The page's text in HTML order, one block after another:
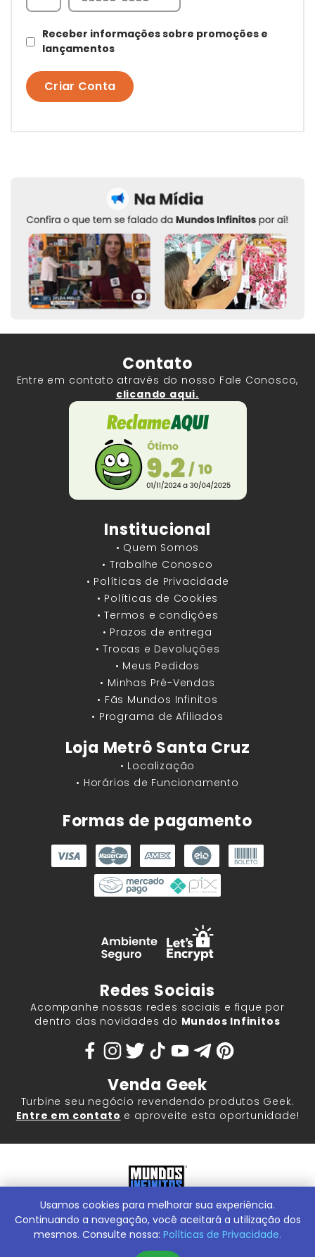
Receber informações sobre promoções e
lançamentos
Criar Conta
Contato
Entre em contato através do nosso Fale Conosco,
clicando aqui.
Institucional
• Quem Somos
• Trabalhe Conosco
• Políticas de Privacidade
• Políticas de Cookies
• Termos e condições
• Prazos de entrega
• Trocas e Devoluções
• Meus Pedidos
• Minhas Pré-Vendas
• Fãs Mundos Infinitos
• Programa de Afiliados
Loja Metrô Santa Cruz
• Localização
• Horários de Funcionamento
Formas de pagamento
Redes Sociais
Acompanhe nossas redes sociais e fique por
dentro das novidades do Mundos Infinitos
Venda Geek
Turbine seu negócio revendendo produtos Geek.
Entre em contato e aproveite esta oportunidade!
Mundos Infinitos - Publicações e Geek Store |ContentStuff
Publicações e Assinaturas Ltda. CNPJ - 05.859.917/0001-60.
Conheça nossa Loja Física:Rua Machado Bitencourt, 291 -
Usamos cookies para melhorar sua experiência.
Continuando a navegação, você aceitará a utilização dos
mesmos. Consulte nossa: Políticas de Privacidade.